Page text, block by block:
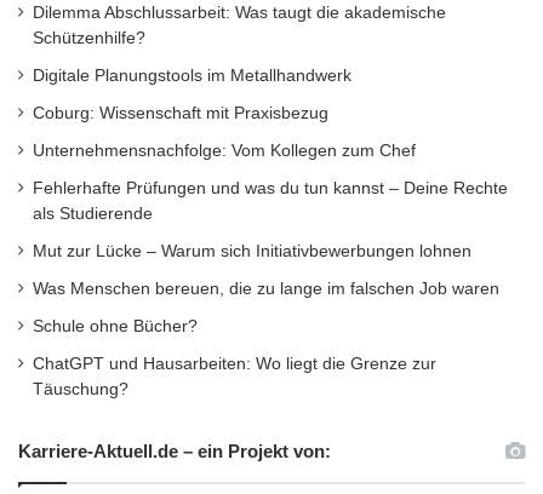
Dilemma Abschlussarbeit: Was taugt die akademische
Schützenhilfe?
Digitale Planungstools im Metallhandwerk
Coburg: Wissenschaft mit Praxisbezug
Unternehmensnachfolge: Vom Kollegen zum Chef
Fehlerhafte Prüfungen und was du tun kannst – Deine Rechte
als Studierende
Mut zur Lücke – Warum sich Initiativbewerbungen lohnen
Was Menschen bereuen, die zu lange im falschen Job waren
Schule ohne Bücher?
ChatGPT und Hausarbeiten: Wo liegt die Grenze zur
Täuschung?
Karriere-Aktuell.de – ein Projekt von: